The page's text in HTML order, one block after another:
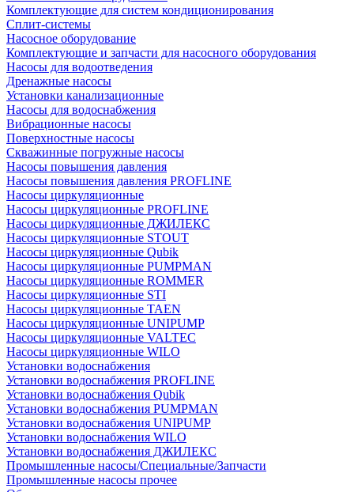
Комплектующие для систем кондиционирования
Сплит-системы
Насосное оборудование
Комплектующие и запчасти для насосного оборудования
Насосы для водоотведения
Дренажные насосы
Установки канализационные
Насосы для водоснабжения
Вибрационные насосы
Поверхностные насосы
Скважинные погружные насосы
Насосы повышения давления
Насосы повышения давления PROFLINE
Насосы циркуляционные
Насосы циркуляционные PROFLINE
Насосы циркуляционные ДЖИЛЕКС
Насосы циркуляционные STOUT
Насосы циркуляционные Qubik
Насосы циркуляционные PUMPMAN
Насосы циркуляционные ROMMER
Насосы циркуляционные STI
Насосы циркуляционные TAEN
Насосы циркуляционные UNIPUMP
Насосы циркуляционные VALTEC
Насосы циркуляционные WILO
Установки водоснабжения
Установки водоснабжения PROFLINE
Установки водоснабжения Qubik
Установки водоснабжения PUMPMAN
Установки водоснабжения UNIPUMP
Установки водоснабжения WILO
Установки водоснабжения ДЖИЛЕКС
Промышленные насосы/Специальные/Запчасти
Промышленные насосы прочее